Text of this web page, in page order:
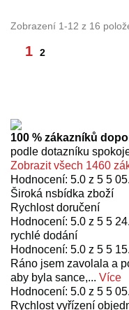
Zobrazení 1-12 z 16
1 2
100 % zákazníků
podle dotazníku
Zobrazit všech 1460
Hodnocení: 5.0 z 5 5
Široká nsbídka zboží
Rychlost doručení
Hodnocení: 5.0 z 5 5
rychlé dodání
Hodnocení: 5.0 z 5 5
Ráno jsem zavolala a
aby byla sance,... Více
Hodnocení: 5.0 z 5 5
Rychlost vyřízení